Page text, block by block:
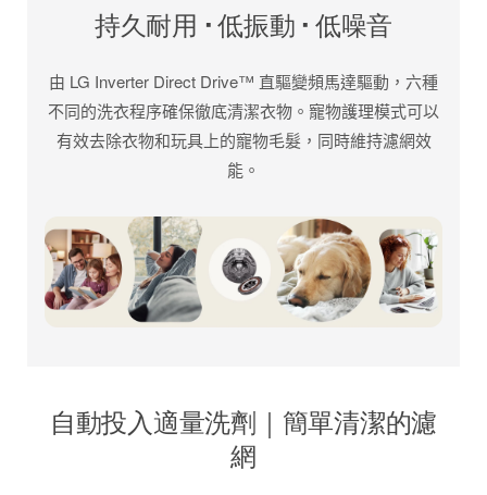
持久耐用 · 低振動 · 低噪音
由 LG Inverter Direct Drive™ 直驅變頻馬達驅動，六種
不同的洗衣程序確保徹底清潔衣物。寵物護理模式可以
有效去除衣物和玩具上的寵物毛髮，同時維持濾網效
能。
自動投入適量洗劑｜簡單清潔的濾
網